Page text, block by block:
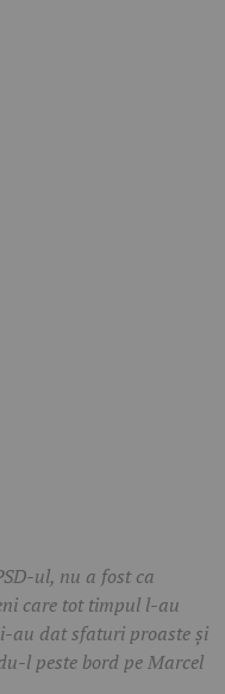
ul, nu a fost ca
care tot timpul l-au
au dat sfaturi proaste și
l peste bord pe Marcel